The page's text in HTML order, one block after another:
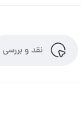
نقد و بررسی